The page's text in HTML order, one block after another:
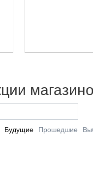
Будущие Прошедшие